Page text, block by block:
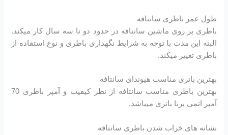
طول عمر باطری سانتافه
باطری بر روی ماشین سانتافه در حدود دو تا سه سال کار میکند.
البته این مدت با توجه به شرایط نگهداری باطری و نوع استفاده از
باطری تغییر میکند.
بهترین باتری مناسب هیوندای سانتافه
بهترین باطری مناسب سانتافه از نظر کیفیت و آمپر باطری 70
آمپر اتمی برنا باتری میباشد.
نشانه های خراب شدن باطری سانتافه